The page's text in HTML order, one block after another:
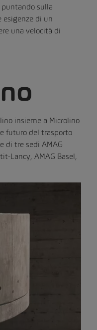
sulla
esigenze di un
una velocità di
insieme a Microlino
futuro del trasporto
di tre sedi AMAG
Lancy, AMAG Basel,